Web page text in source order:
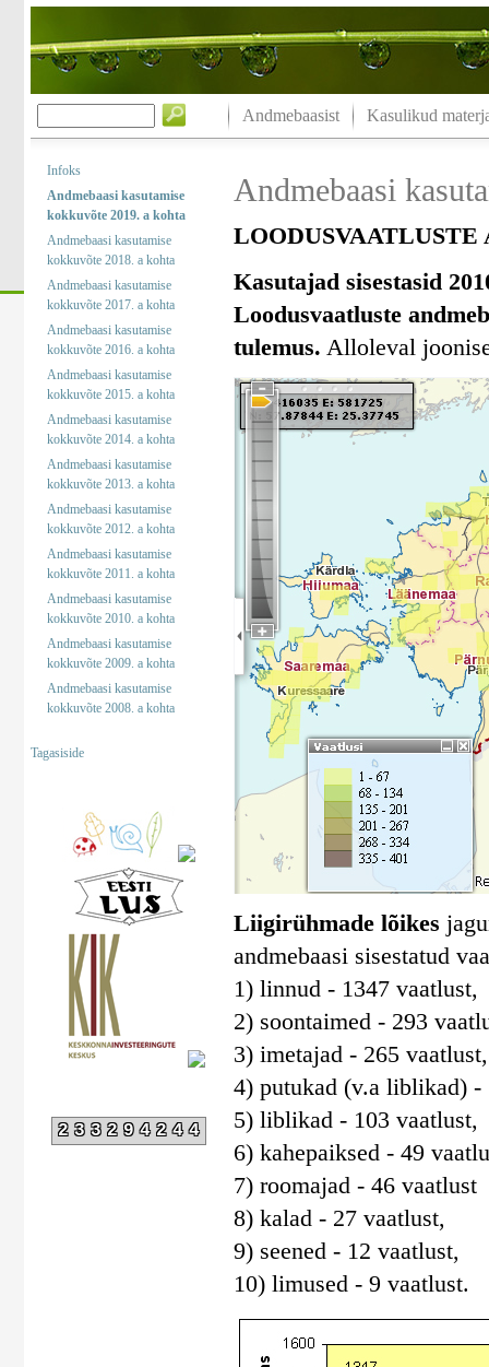
Andmebaasist Kasulikud
Infoks
Andmebaasi kasutamise
kokkuvõte 2019. a kohta
Andmebaasi kasutamise
kokkuvõte 2018. a kohta
Andmebaasi kasutamise
kokkuvõte 2017. a kohta
Andmebaasi kasutamise
kokkuvõte 2016. a kohta
Andmebaasi kasutamise
kokkuvõte 2015. a kohta
Andmebaasi kasutamise
kokkuvõte 2014. a kohta
Andmebaasi kasutamise
kokkuvõte 2013. a kohta
Andmebaasi kasutamise
kokkuvõte 2012. a kohta
Andmebaasi kasutamise
kokkuvõte 2011. a kohta
Andmebaasi kasutamise
kokkuvõte 2010. a kohta
Andmebaasi kasutamise
kokkuvõte 2009. a kohta
Andmebaasi kasutamise
kokkuvõte 2008. a kohta
Tagasiside
233294244
Andmebaasi
Kasutajad sisestasid
Loodusvaatluste
tulemus. Alloleval
Liigirühmade lõikes
andmebaasi sisestatud
1) linnud - 1347 vaatlust,
2) soontaimed - 293
3) imetajad - 265 vaatlust,
4) putukad (v.a liblikad) -
5) liblikad - 103 vaatlust,
6) kahepaiksed - 49
7) roomajad - 46 vaatlust
8) kalad - 27 vaatlust,
9) seened - 12 vaatlust,
10) limused - 9 vaatlust.